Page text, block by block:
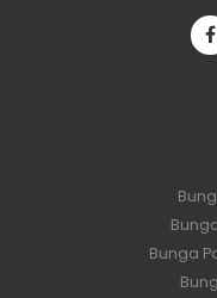
Bunga